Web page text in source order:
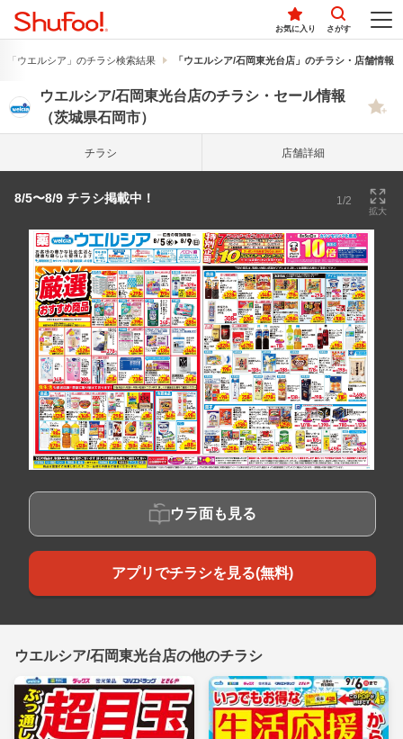
お気に入り さがす
「ウエルシア」のチラシ検索結果 「ウエルシア/石岡東光台店」のチラシ・店舗情報
ウエルシア/石岡東光台店のチラシ・セール情報
（茨城県石岡市）
チラシ 店舗詳細
8/5〜8/9 チラシ掲載中！ 1/2
拡大
ウラ面も見る
アプリでチラシを見る(無料)
ウエルシア/石岡東光台店の他のチラシ